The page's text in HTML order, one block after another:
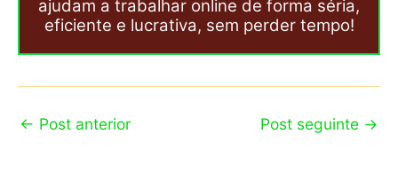
ajudam a trabalhar online de forma séria,
eficiente e lucrativa, sem perder tempo!
← Post anterior Post seguinte →